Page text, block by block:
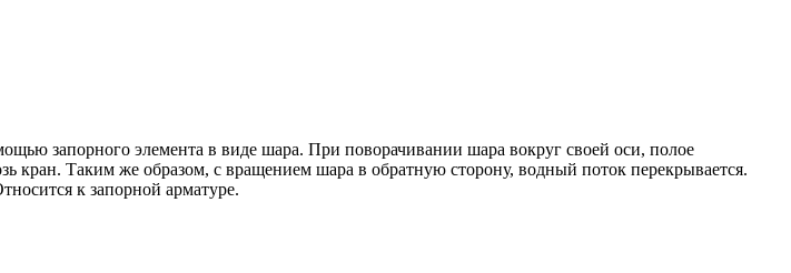
запорного элемента в виде шара. При поворачивании шара вокруг своей оси, полое
кран. Таким же образом, с вращением шара в обратную сторону, водный поток перекрывается.
к запорной арматуре.